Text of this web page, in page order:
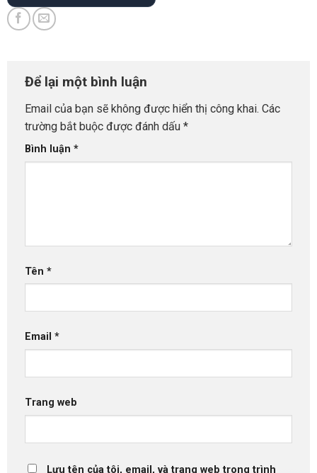
Để lại một bình luận
Email của bạn sẽ không được hiển thị công khai. Các
trường bắt buộc được đánh dấu *
Bình luận *
Tên *
Email *
Trang web
Lưu tên của tôi, email, và trang web trong trình